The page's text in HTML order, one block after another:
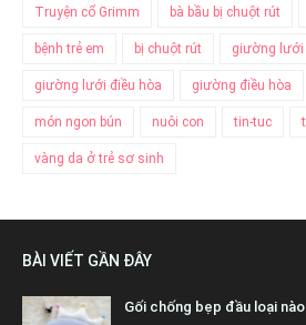
Truyện cổ Grimm bà bầu bị chuột rút
bệnh trẻ em bị chuột rút giường lưới
giường lưới điều hòa giường điều hòa
món ngon bún nuôi con tin-tuc
vàng da ở trẻ sơ sinh
BÀI VIẾT GẦN ĐÂY
Gối chống bẹp đầu loại